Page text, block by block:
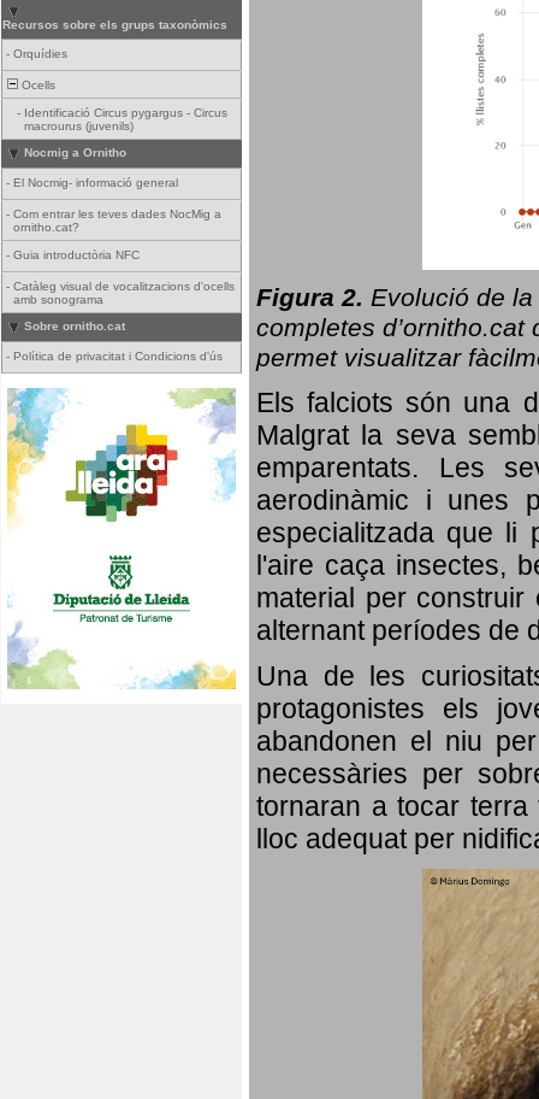
Recursos sobre els grups taxonòmics
- Orquídies
Ocells
- Identificació Circus pygargus - Circus
macrourus (juvenils)
Nocmig a Ornitho
- El Nocmig- informació general
- Com entrar les teves dades NocMig a
ornitho.cat?
- Guia introductòria NFC
- Catàleg visual de vocalitzacions d'ocells
amb sonograma
Sobre ornitho.cat
- Política de privacitat i Condicions d'ús
Figura 2. Evolució de la
completes d’ornitho.cat
permet visualitzar
Els falciots són una
Malgrat la seva
emparentats. Les
aerodinàmic i unes
especialitzada que li
l'aire caça insectes,
material per
alternant períodes de
Una de les
protagonistes els
abandonen el niu
necessàries per
tornaran a tocar
lloc adequat per